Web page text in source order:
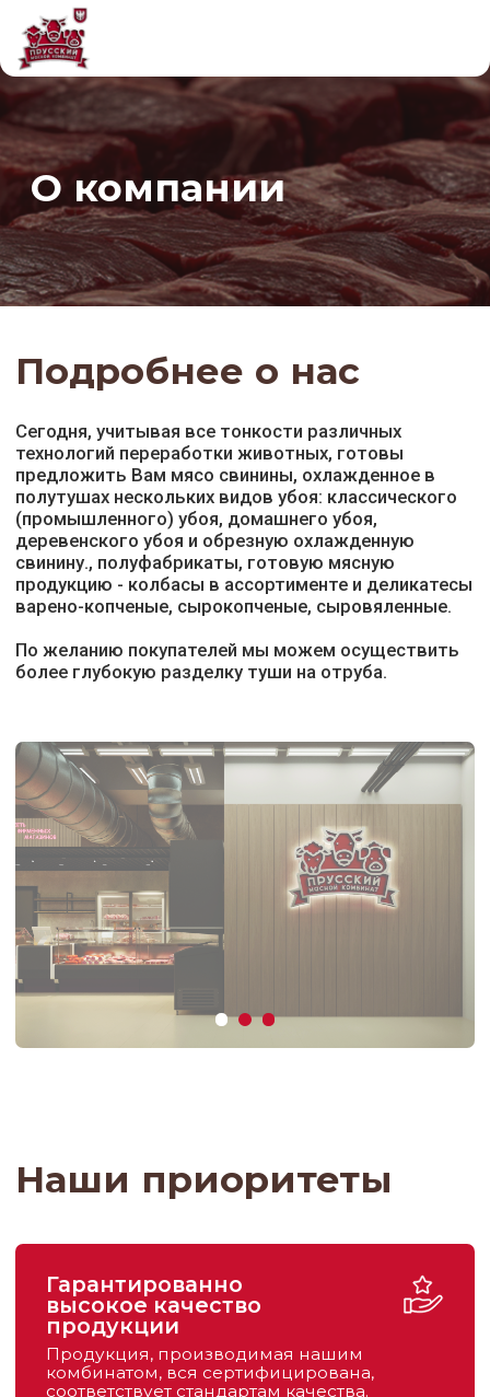
О компании
Подробнее о нас
Сегодня, учитывая все тонкости различных
полутушах нескольких видов убоя: классического
(промышленного) убоя, домашнего убоя,
деревенского убоя и обрезную охлажденную
варено-копченые, сырокопченые, сыровяленные.
По желанию покупателей мы можем осуществить
более глубокую разделку туши на отруба.
Наши приоритеты
Гарантированно
высокое качество
продукции
Продукция, производимая нашим
комбинатом, вся сертифицирована,
соответствует стандартам качества.
Охлажденное мясо соответствует всем
требованиям, которые отражены в
регламентирующих выпуск пищевых
основной задачей является максимальное
в качественных мясных продуктах
по разумной цене.
Только свежий
товар